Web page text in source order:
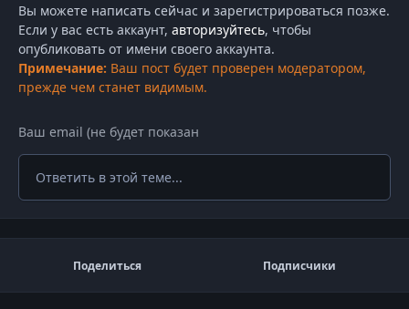
Вы можете написать сейчас и зарегистрироваться позже.
Если у вас есть аккаунт, авторизуйтесь, чтобы
опубликовать от имени своего аккаунта.
Примечание: Ваш пост будет проверен модератором,
прежде чем станет видимым.
Ответить в этой теме...
Поделиться Подписчики